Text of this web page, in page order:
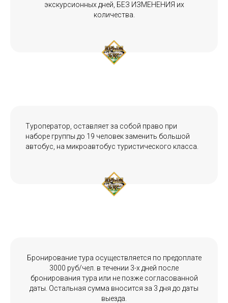
экскурсионных дней, БЕЗ ИЗМЕНЕНИЯ их
количества.
Туроператор, оставляет за собой право при
наборе группы до 19 человек заменить большой
автобус, на микроавтобус туристического класса.
Бронирование тура осуществляется по предоплате
3000 руб/чел. в течении 3-х дней после
бронирования тура или не позже согласованной
даты. Остальная сумма вносится за 3 дня до даты
выезда.